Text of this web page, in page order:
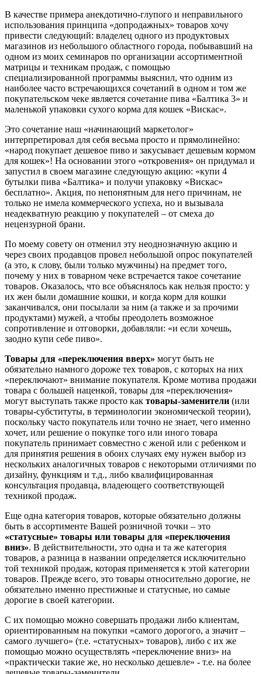
В качестве примера анекдотично-глупого и неправильного
использования принципа «допродажных» товаров хочу
привести следующий: владелец одного из продуктовых
магазинов из небольшого областного города, побывавший на
одном из моих семинаров по организации ассортиментной
матрицы и техникам продаж, с помощью
специализированной программы выяснил, что одним из
наиболее часто встречающихся сочетаний в одном и том же
покупательском чеке является сочетание пива «Балтика 3» и
маленькой упаковки сухого корма для кошек «Вискас».
Это сочетание наш «начинающий маркетолог»
интерпретировал для себя весьма просто и прямолинейно:
«народ покупает дешевое пиво и закусывает дешевым кормом
для кошек»! На основании этого «откровения» он придумал и
запустил в своем магазине следующую акцию: «купи 4
бутылки пива «Балтика» и получи упаковку «Вискас»
бесплатно». Акция, по непонятным для него причинам, не
только не имела коммерческого успеха, но и вызывала
неадекватную реакцию у покупателей – от смеха до
нецензурной брани.
По моему совету он отменил эту неоднозначную акцию и
через своих продавцов провел небольшой опрос покупателей
(а это, к слову, были только мужчины) на предмет того,
почему у них в товарном чеке встречается такое сочетание
товаров. Оказалось, что все объяснялось как нельзя просто: у
их жен были домашние кошки, и когда корм для кошки
заканчивался, они посылали за ним (а также и за прочими
продуктами) мужей, а чтобы преодолеть возможное
сопротивление и отговорки, добавляли: «и если хочешь,
заодно купи себе пиво».
Товары для «переключения вверх» могут быть не
обязательно намного дороже тех товаров, с которых на них
«переключают» внимание покупателя. Кроме мотива продажи
товара с большей наценкой, товары для «переключения»
могут выступать также просто как товары-заменители (или
товары-субституты, в терминологии экономической теории),
поскольку часто покупатель или точно не знает, чего именно
хочет, или решение о покупке того или иного товара
покупатель принимает совместно с женой или с ребенком и
для принятия решения в обоих случаях ему нужен выбор из
нескольких аналогичных товаров с некоторыми отличиями по
дизайну, функциям и т.д., либо квалифицированная
консультация продавца, владеющего соответствующей
техникой продаж.
Еще одна категория товаров, которые обязательно должны
быть в ассортименте Вашей розничной точки – это
«статусные» товары или товары для «переключения
вниз». В действительности, это одна и та же категория
товаров, а разница в названии определяется исключительно
той техникой продаж, которая применяется к этой категории
товаров. Прежде всего, это товары относительно дорогие, не
обязательно именно престижные и статусные, но самые
дорогие в своей категории.
С их помощью можно совершать продажи либо клиентам,
ориентированным на покупки «самого дорогого, а значит –
самого лучшего» (т.е. «статусных» товаров), либо с их же
помощью можно осуществлять «переключение вниз» на
«практически такие же, но несколько дешевле» - т.е. на более